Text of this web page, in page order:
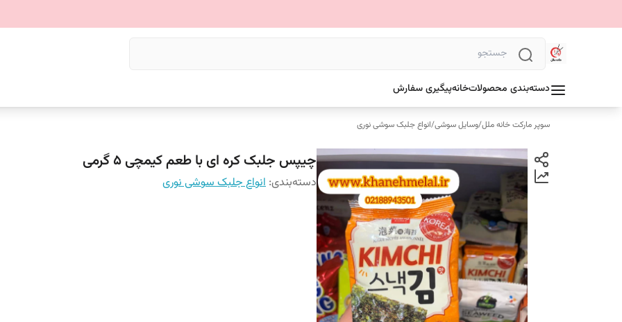
دسته‌بندی محصولاتخانهپیگیری سفارش
سوپر مارکت خانه ملل/وسایل سوشی/انواع جلبک سوشی نوری
چیپس جلبک کره ای با طعم کیمچی 5 گرمی
دسته‌بندی: انواع جلبک سوشی نوری